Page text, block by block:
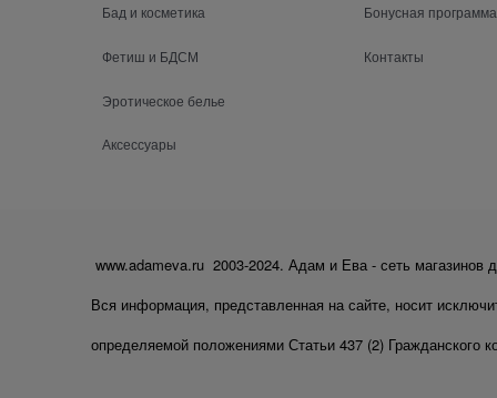
Бад и косметика
Фетиш и БДСМ
Эротическое белье
Аксессуары
Бонусная программа
Контакты
www.adameva.ru 2003-2024. Адам и Ева - сеть
Вся информация, представленная на сайте, носит
определяемой положениями Статьи 437 (2) Гражданского